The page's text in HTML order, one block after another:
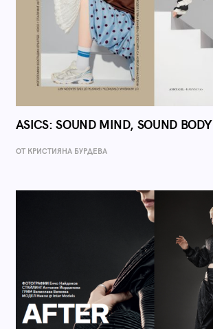
ASICS: SOUND MIND, SOUND BODY
ОТ КРИСТИЯНА БУРДЕВА